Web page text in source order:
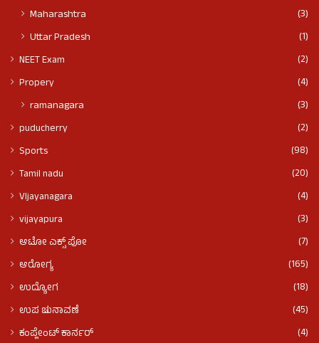
Maharashtra
(3)
Uttar Pradesh
(1)
NEET Exam
(2)
Propery
(4)
ramanagara (3)
puducherry
(2)
Sports
(98)
Tamil nadu
(20)
VIjayanagara
(4)
vijayapura
(3)
ಆಟೋ ಎಕ್ಸ್ ಪೋ
(7)
ಆರೋಗ್ಯ
(165)
ಉದ್ಯೋಗ
(18)
ಉಪ ಚುನಾವಣೆ
(45)
ಕಂಪ್ಲೇಂಟ್ ಕಾರ್ನರ್
(4)